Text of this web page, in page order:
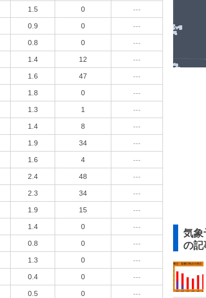
1.5 0 ---
0.9 0 ---
0.8 0 ---
1.4 12 ---
1.6 47 ---
1.8 0 ---
1.3 1 ---
1.4 8 ---
1.9 34 ---
1.6 4 ---
2.4 48 ---
2.3 34 ---
1.9 15 ---
1.4 0 ---
0.8 0 ---
1.3 0 ---
0.4 0 ---
0.5 0 ---
気象
の記